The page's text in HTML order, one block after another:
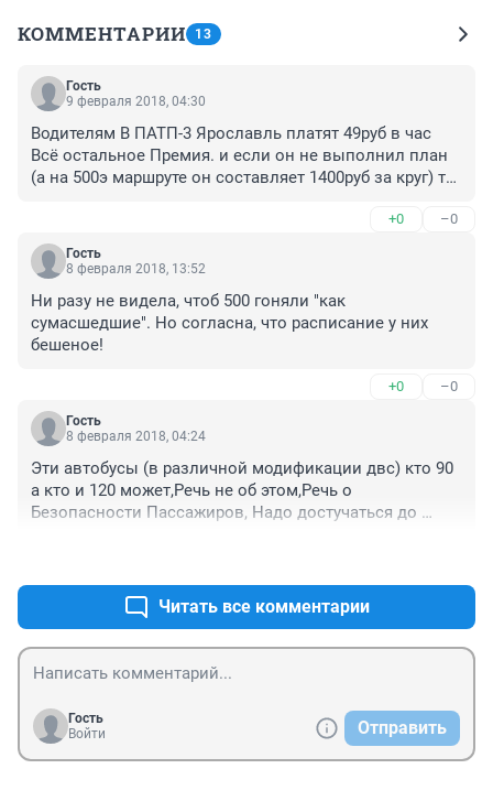
КОММЕНТАРИИ 13
Гость
9 февраля 2018, 04:30
Водителям В ПАТП-3 Ярославль платят 49руб в час
Всё остальное Премия. и если он не выполнил план
(а на 500э маршруте он составляет 1400руб за круг) то
носятся на перегонки с 504 а из за этих гонок
страдают люди
+0 –0
Гость
8 февраля 2018, 13:52
Ни разу не видела, чтоб 500 гоняли "как
сумасшедшие". Но согласна, что расписание у них
бешеное!
+0 –0
Гость
8 февраля 2018, 04:24
Эти автобусы (в различной модификации двс) кто 90
а кто и 120 может,Речь не об этом,Речь о
Безопасности Пассажиров, Надо достучаться до
Водителей ПенсионеровЧитать все комментарии
Гость
Войти
Отправить